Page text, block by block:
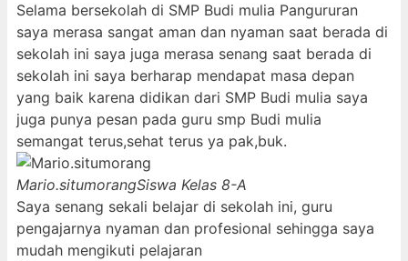
Selama bersekolah di SMP Budi mulia Pangururan
saya merasa sangat aman dan nyaman saat berada di
sekolah ini saya juga merasa senang saat berada di
sekolah ini saya berharap mendapat masa depan
yang baik karena didikan dari SMP Budi mulia saya
juga punya pesan pada guru smp Budi mulia
semangat terus,sehat terus ya pak,buk.
Mario.situmorangSiswa Kelas 8-A
Saya senang sekali belajar di sekolah ini, guru
pengajarnya nyaman dan profesional sehingga saya
mudah mengikuti pelajaran